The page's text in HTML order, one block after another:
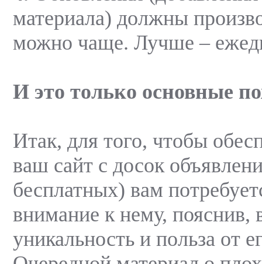
материала) должны
можно чаще. Лучше –
И это только основные
Итак, для того, чтобы
ваш сайт с досок
бесплатных) вам
внимание к нему, пояснив,
уникальность и польза от